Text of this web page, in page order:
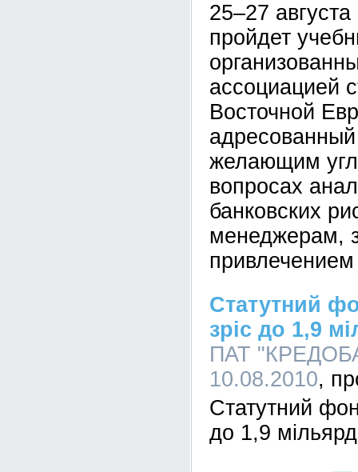
25–27
пройдет
ассоциацией
Восточной
желающим
вопросах
банковских
менеджерам,
Статутний
зріс до 1,9
ПАТ
10.08.2010
Статутний
до 1,9